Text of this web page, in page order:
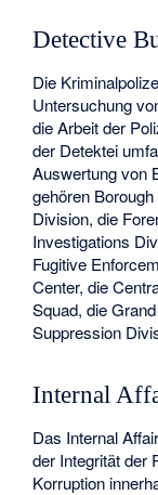
Detective
Die
Untersuchung
die Arbeit der
der Detektei
Auswertung von
gehören
Division, die
Investigations
Fugitive
Center, die
Squad, die
Suppression
Internal
Das Internal
der Integrität der
Korruption